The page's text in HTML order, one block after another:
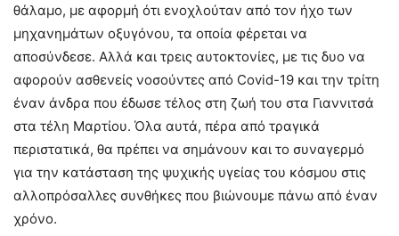
θάλαμο, με αφορμή ότι ενοχλούταν από τον ήχο των
μηχανημάτων οξυγόνου, τα οποία φέρεται να
αποσύνδεσε. Αλλά και τρεις αυτοκτονίες, με τις δυο να
αφορούν ασθενείς νοσούντες από Covid-19 και την τρίτη
έναν άνδρα που έδωσε τέλος στη ζωή του στα Γιαννιτσά
στα τέλη Μαρτίου. Όλα αυτά, πέρα από τραγικά
περιστατικά, θα πρέπει να σημάνουν και το συναγερμό
για την κατάσταση της ψυχικής υγείας του κόσμου στις
αλλοπρόσαλλες συνθήκες που βιώνουμε πάνω από έναν
χρόνο.